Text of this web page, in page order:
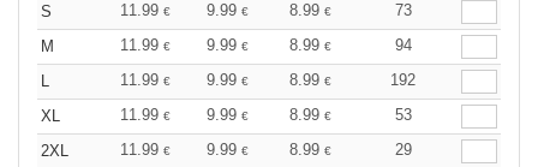
S 11.99 € 9.99 € 8.99 €
73
M
11.99 € 9.99 € 8.99 €
94
L
11.99 € 9.99 € 8.99 €
192
XL
11.99 € 9.99 € 8.99 €
53
2XL
11.99 € 9.99 € 8.99 €
29